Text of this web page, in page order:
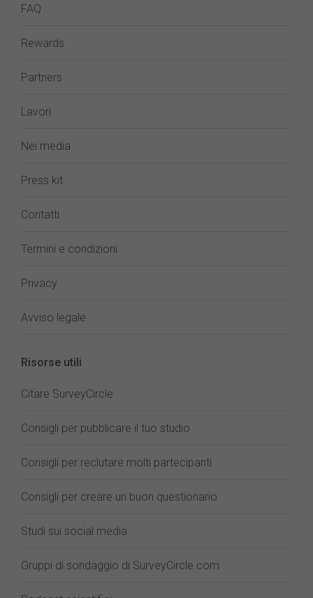
FAQ
Rewards
Partners
Lavori
Nei media
Press kit
Contatti
Termini e condizioni
Privacy
Avviso legale
Risorse utili
Citare SurveyCircle
Consigli per pubblicare il tuo studio
Consigli per reclutare molti partecipanti
Consigli per creare un buon questionario
Studi sui social media
Gruppi di sondaggio di SurveyCircle.com